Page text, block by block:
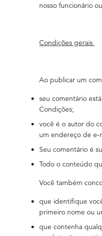
nosso funcionário
Condições gerais
Ao publicar um
seu comentário
Condições;
você é o autor do
um endereço de e-
Seu comentário é
Todo o conteúdo
Você também
que identifique
primeiro nome ou
que contenha